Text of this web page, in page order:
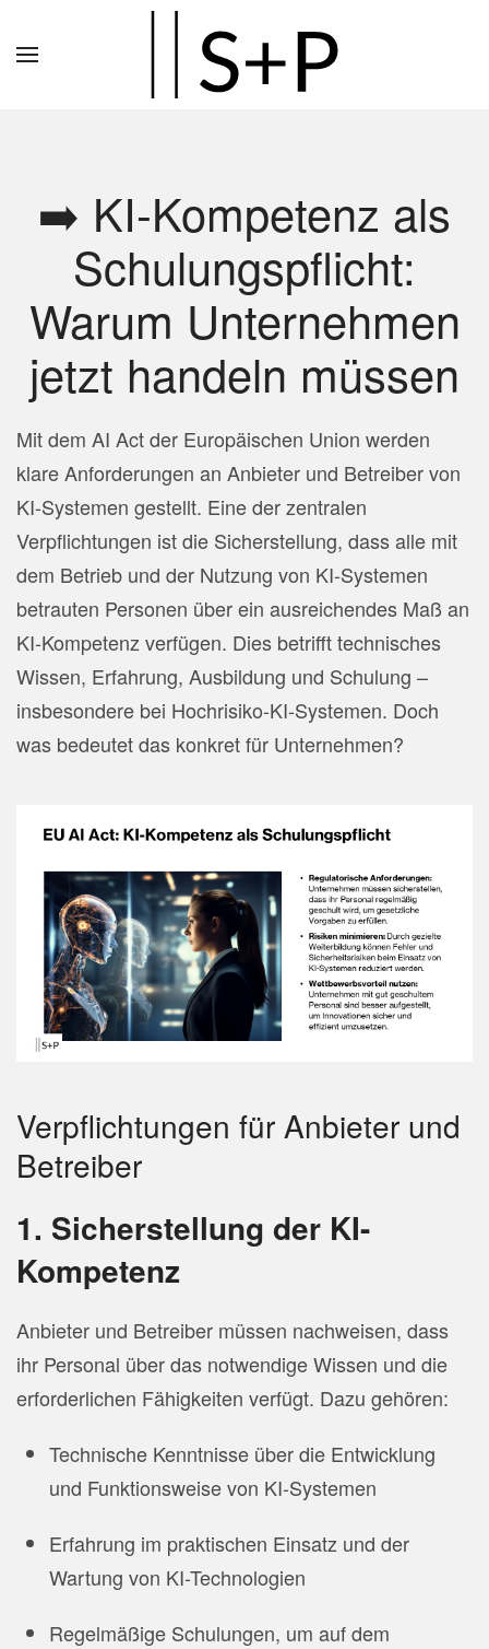
➡️ KI-Kompetenz als
Schulungspflicht:
Warum Unternehmen
jetzt handeln müssen
Mit dem AI Act der Europäischen Union werden
klare Anforderungen an Anbieter und Betreiber von
KI-Systemen gestellt. Eine der zentralen
Verpflichtungen ist die Sicherstellung, dass alle mit
dem Betrieb und der Nutzung von KI-Systemen
betrauten Personen über ein ausreichendes Maß an
KI-Kompetenz verfügen. Dies betrifft technisches
Wissen, Erfahrung, Ausbildung und Schulung –
insbesondere bei Hochrisiko-KI-Systemen. Doch
was bedeutet das konkret für Unternehmen?
Verpflichtungen für Anbieter und
Betreiber
1. Sicherstellung der KI-
Kompetenz
Anbieter und Betreiber müssen nachweisen, dass
ihr Personal über das notwendige Wissen und die
erforderlichen Fähigkeiten verfügt. Dazu gehören:
Technische Kenntnisse über die Entwicklung
und Funktionsweise von KI-Systemen
Erfahrung im praktischen Einsatz und der
Wartung von KI-Technologien
Regelmäßige Schulungen, um auf dem